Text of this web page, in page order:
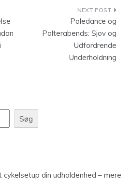
Poledance og
Polterabends: Sjov og
Udfordrende
Underholdning
Søg
cykelsetup din udholdenhed – mere